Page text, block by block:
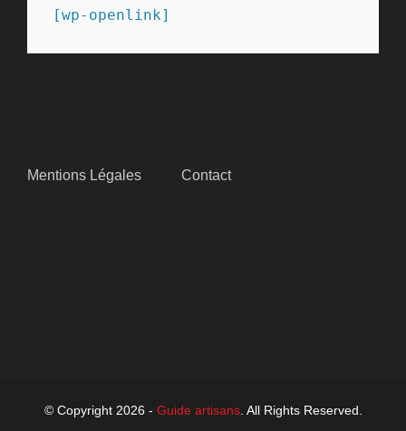
[wp-openlink]
Mentions Légales Contact
© Copyright 2026 - Guide artisans. All Rights Reserved.